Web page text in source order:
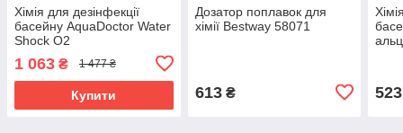
Хімія для дезінфекції
басейну AquaDoctor Water
Shock O2
1 063 ₴ 1 477 ₴
Купити
Дозатор поплавок для
хімії Bestway 58071
613₴ 523